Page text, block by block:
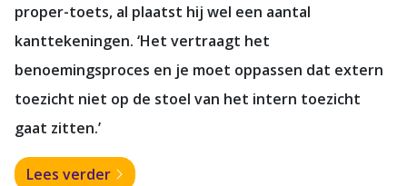
proper-toets, al plaatst hij wel een aantal
kanttekeningen. ‘Het vertraagt het
benoemingsproces en je moet oppassen dat extern
toezicht niet op de stoel van het intern toezicht
gaat zitten.’
Lees verder